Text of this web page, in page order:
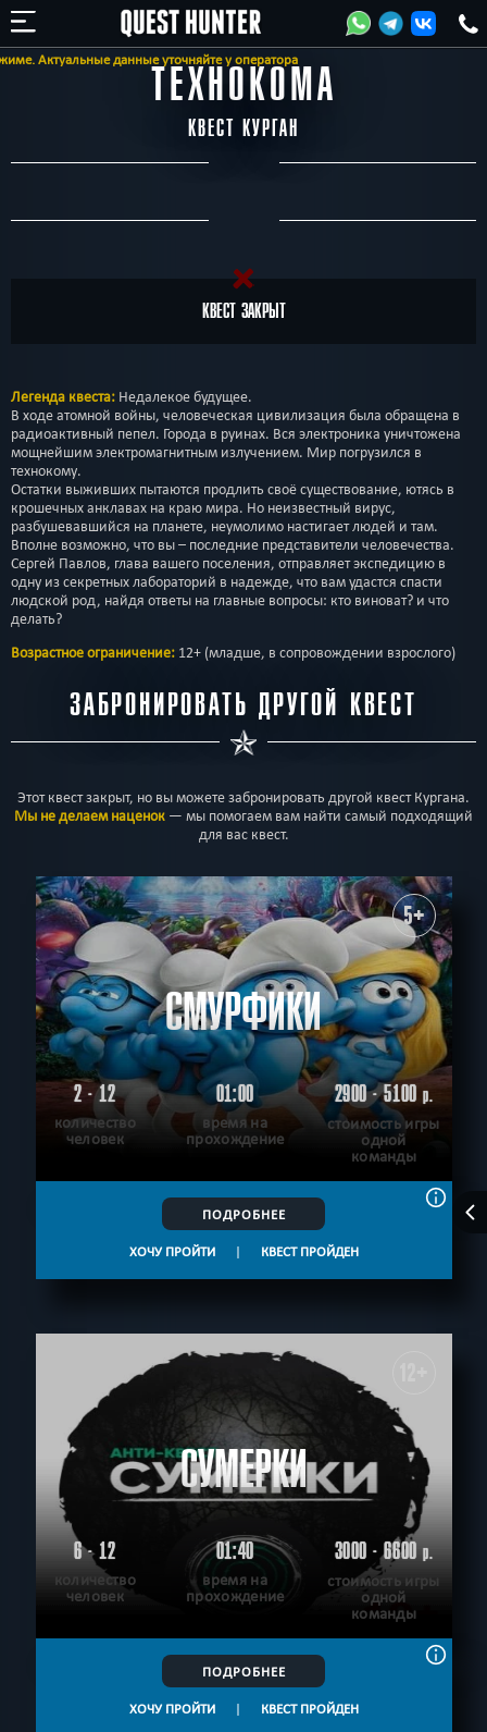
Актуальные данные уточняйте у оператора
ТЕХНОКОМА
КВЕСТ КУРГАН
КВЕСТ ЗАКРЫТ
Легенда квеста: Недалекое будущее.
В ходе атомной войны, человеческая цивилизация была обращена в
радиоактивный пепел. Города в руинах. Вся электроника уничтожена
мощнейшим электромагнитным излучением. Мир погрузился в
технокому.
Остатки выживших пытаются продлить своё существование, ютясь в
крошечных анклавах на краю мира. Но неизвестный вирус,
разбушевавшийся на планете, неумолимо настигает людей и там.
Вполне возможно, что вы – последние представители человечества.
Сергей Павлов, глава вашего поселения, отправляет экспедицию в
одну из секретных лабораторий в надежде, что вам удастся спасти
людской род, найдя ответы на главные вопросы: кто виноват? и что
делать?
Возрастное ограничение: 12+ (младше, в сопровождении взрослого)
ЗАБРОНИРОВАТЬ ДРУГОЙ КВЕСТ
Этот квест закрыт, но вы можете забронировать другой квест Кургана.
Мы не делаем наценок — мы помогаем вам найти самый подходящий
для вас квест.
5+
СМУРФИКИ
2 - 12
количество
человек
01:00
время на
прохождение
2900 - 5100р.
стоимость игры
одной
команды
ПОДРОБНЕЕ
ХОЧУ ПРОЙТИ | КВЕСТ ПРОЙДЕН
СУМЕРКИ
6 - 12
количество
человек
01:40
время на
прохождение
3000 - 6600р.
стоимость игры
одной
команды
ПОДРОБНЕЕ
ХОЧУ ПРОЙТИ | КВЕСТ ПРОЙДЕН